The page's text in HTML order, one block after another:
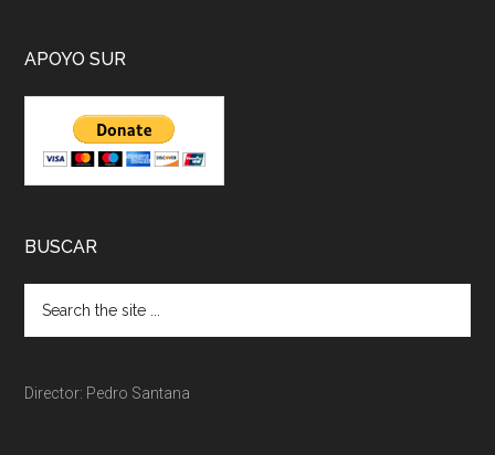
APOYO SUR
BUSCAR
Director: Pedro Santana